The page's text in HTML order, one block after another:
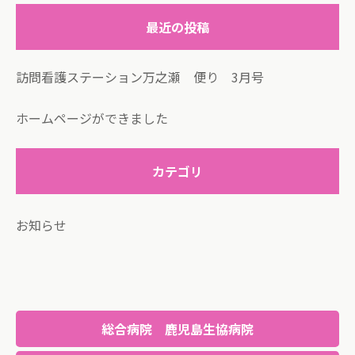
最近の投稿
訪問看護ステーション万之瀬 便り 3月号
ホームページができました
カテゴリ
お知らせ
総合病院 鹿児島生協病院